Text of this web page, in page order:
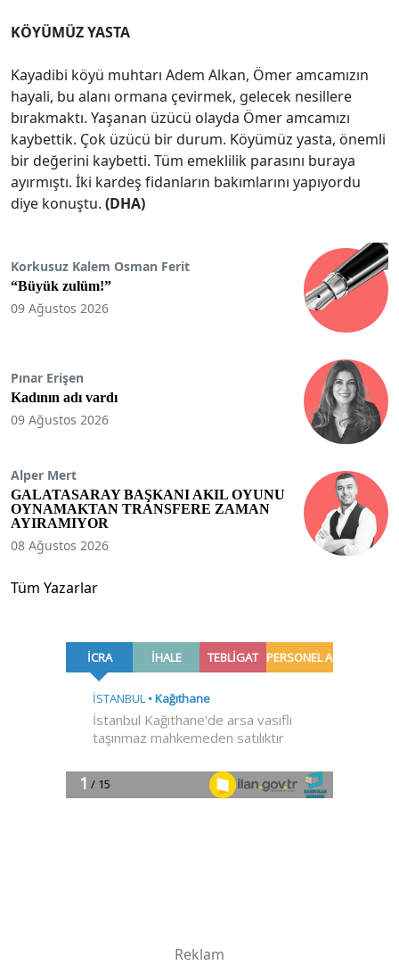
KÖYÜMÜZ YASTA
Kayadibi köyü muhtarı Adem Alkan, Ömer amcamızın
hayali, bu alanı ormana çevirmek, gelecek nesillere
bırakmaktı. Yaşanan üzücü olayda Ömer amcamızı
kaybettik. Çok üzücü bir durum. Köyümüz yasta, önemli
bir değerini kaybetti. Tüm emeklilik parasını buraya
ayırmıştı. İki kardeş fidanların bakımlarını yapıyordu
diye konuştu. (DHA)
Korkusuz Kalem Osman Ferit
“Büyük zulüm!”
09 Ağustos 2026
Pınar Erişen
Kadının adı vardı
09 Ağustos 2026
Alper Mert
GALATASARAY BAŞKANI AKIL OYUNU
OYNAMAKTAN TRANSFERE ZAMAN
AYIRAMIYOR
08 Ağustos 2026
Tüm Yazarlar